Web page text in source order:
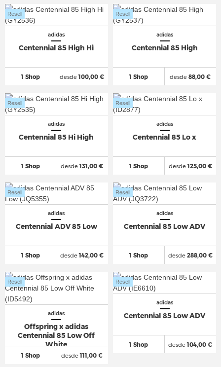
adidas
Centennial 85 High Hi
1 Shop
Resell
desde100,00 €
adidas
Centennial 85 High
1 Shop
Resell
desde 88,00 €
adidas
Centennial 85 Hi High
1 Shop
Resell
desde131,00 €
adidas
Centennial 85 Lo x
1 Shop
Resell
desde125,00 €
adidas
Centennial ADV 85 Low
1 Shop
Resell
desde142,00 €
adidas
Centennial 85 Low ADV
1 Shop
Resell
desde288,00 €
adidas
Offspring x adidas
Centennial 85 Low Off
White
1 Shop
Resell
desde111,00 €
adidas
Centennial 85 Low ADV
1 Shop
Resell
desde104,00 €